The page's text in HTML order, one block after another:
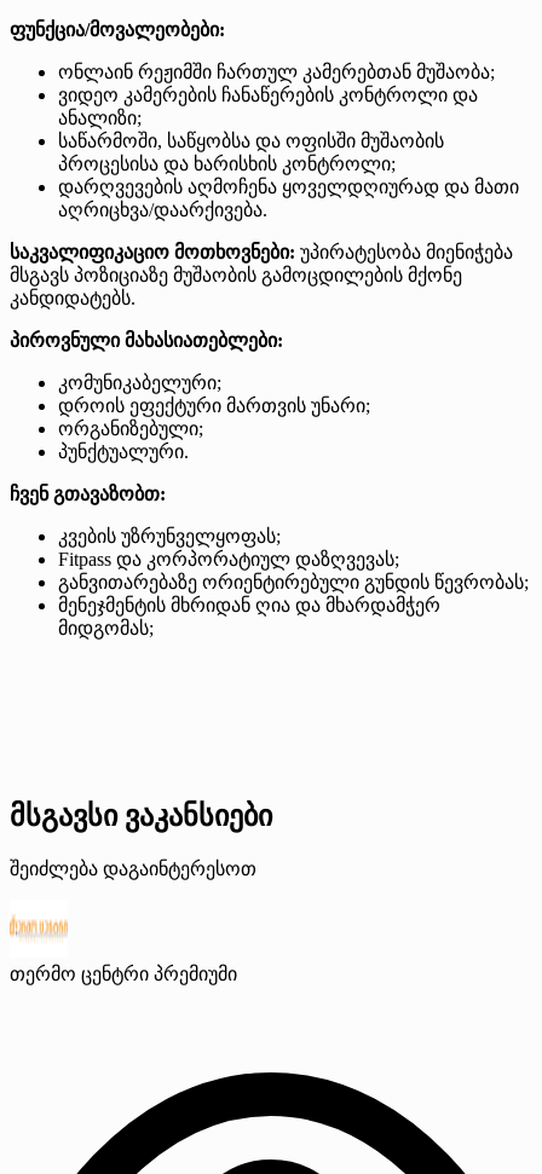
ფუნქცია/მოვალეობები:
ონლაინ რეჟიმში ჩართულ კამერებთან მუშაობა;
ვიდეო კამერების ჩანაწერების კონტროლი და
ანალიზი;
საწარმოში, საწყობსა და ოფისში მუშაობის
პროცესისა და ხარისხის კონტროლი;
დარღვევების აღმოჩენა ყოველდღიურად და მათი
აღრიცხვა/დაარქივება.
საკვალიფიკაციო მოთხოვნები: უპირატესობა მიენიჭება
მსგავს პოზიციაზე მუშაობის გამოცდილების მქონე
კანდიდატებს.
პიროვნული მახასიათებლები:
კომუნიკაბელური;
დროის ეფექტური მართვის უნარი;
ორგანიზებული;
პუნქტუალური.
ჩვენ გთავაზობთ:
კვების უზრუნველყოფას;
Fitpass და კორპორატიულ დაზღვევას;
განვითარებაზე ორიენტირებული გუნდის წევრობას;
მენეჯმენტის მხრიდან ღია და მხარდამჭერ
მიდგომას;
მსგავსი ვაკანსიები
შეიძლება დაგაინტერესოთ
თერმო ცენტრი პრემიუმი